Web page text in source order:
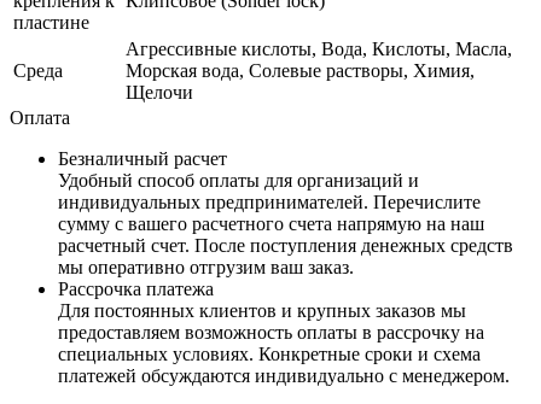
пластине
Среда
Агрессивные кислоты, Вода, Кислоты, Масла,
Морская вода, Солевые растворы, Химия,
Щелочи
Оплата
Безналичный расчет
Удобный способ оплаты для организаций и
индивидуальных предпринимателей. Перечислите
сумму с вашего расчетного счета напрямую на наш
расчетный счет. После поступления денежных средств
мы оперативно отгрузим ваш заказ.
Рассрочка платежа
Для постоянных клиентов и крупных заказов мы
предоставляем возможность оплаты в рассрочку на
специальных условиях. Конкретные сроки и схема
платежей обсуждаются индивидуально с менеджером.